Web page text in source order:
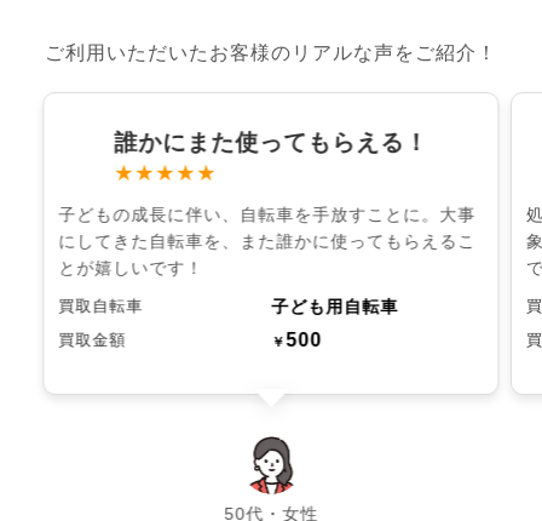
ご利用いただいたお客様のリアルな声をご紹介！
誰かにまた使ってもらえる！
★★★★★
子どもの成長に伴い、自転車を手放すことに。大事
にしてきた自転車を、また誰かに使ってもらえるこ
とが嬉しいです！
買取自転車 子ども用自転車
買取金額 ￥500
50代・女性
chevron_left chevron_right